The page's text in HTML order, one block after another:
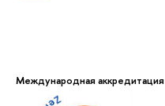
Международная аккредитация